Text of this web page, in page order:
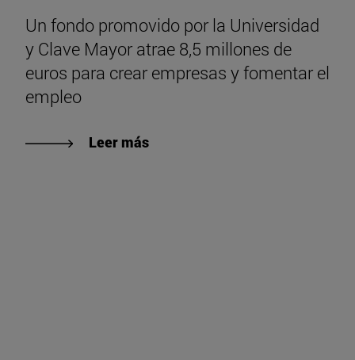
Un fondo promovido por la Universidad
y Clave Mayor atrae 8,5 millones de
euros para crear empresas y fomentar el
empleo
Leer más